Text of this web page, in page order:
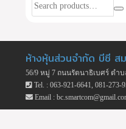
ห้างหุ้นส่วนจำกัด บีซี ส
56/9 หมู่ 7 ถนนรัตนาธิเบศร์ ตำ
Tel. : 063-921-6641, 081-273-
Email :